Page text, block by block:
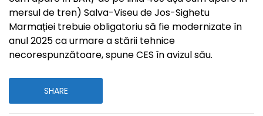
mersul de tren) Salva-Viseu de Jos-Sighetu
Marmației trebuie obligatoriu să fie modernizate în
anul 2025 ca urmare a stării tehnice
necorespunzătoare, spune CES în avizul său.
SHARE